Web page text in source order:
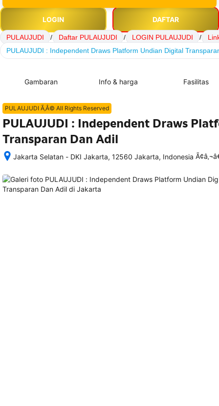
LOGIN DAFTAR
PULAUJUDI / Daftar PULAUJUDI / LOGIN PULAUJUDI /
PULAUJUDI : Independent Draws Platform Undian Digital
Gambaran Info & harga Fasilitas
PULAUJUDI Ã‚Â© All Rights Reserved
PULAUJUDI : Independent Draws
Transparan Dan Adil
Jakarta Selatan - DKI Jakarta, 12560 Jakarta, Indonesia
memesan,
rincian